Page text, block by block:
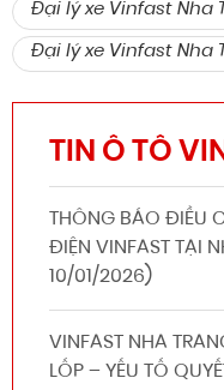
Đại lý xe Vinfast Nha
Đại lý xe Vinfast Nha
TIN Ô TÔ
THÔNG BÁO ĐIỀU
ĐIỆN VINFAST TẠI
10/01/2026)
VINFAST NHA
LỐP – YẾU TỐ